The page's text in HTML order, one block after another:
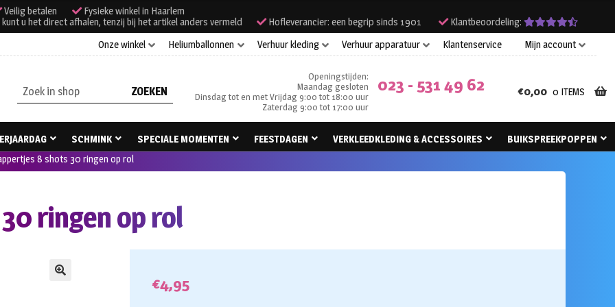
Veilig betalen
Fysieke winkel in Haarlem
u het direct afhalen, tenzij bij het artikel anders vermeld
Hofleverancier: een begrip sinds 1901
Klantbeoordeling:
Onze winkel
Heliumballonnen Verhuur kleding Verhuur apparatuur Klantenservice Mijn account
Zoeken
naar:
Openingstijden:
Maandag gesloten
Dinsdag tot en met Vrijdag 9:00 tot 18:00 uur
Zaterdag 9:00 tot 17:00 uur
023 - 531 49 62 €0,00 0 ITEMS
SCHMINK SPECIALE MOMENTEN FEESTDAGEN VERKLEEDKLEDING & ACCESSOIRES
BUIKSPREEKPOPPEN
8 shots 30 ringen op rol
ringen op rol
€4,95